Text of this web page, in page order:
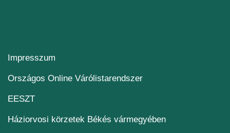
Impresszum
Országos Online Várólistarendszer(új ablakban nyílik
EESZT(új ablakban nyílik meg)
Háziorvosi körzetek Békés vármegyében